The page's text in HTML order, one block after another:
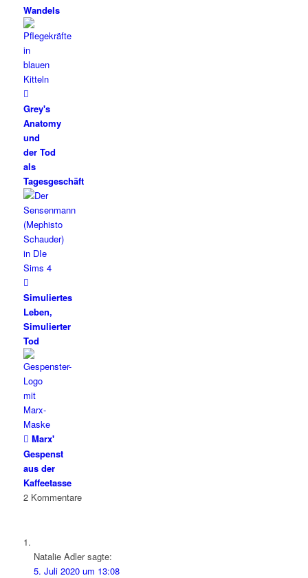
Wandels
Grey's
Anatomy
und
der Tod
als
Tagesgeschäft
Simuliertes
Leben,
Simulierter
Tod
Marx'
Gespenst
aus der
Kaffeetasse
2 Kommentare
Natalie Adler sagte:
5. Juli 2020 um 13:08